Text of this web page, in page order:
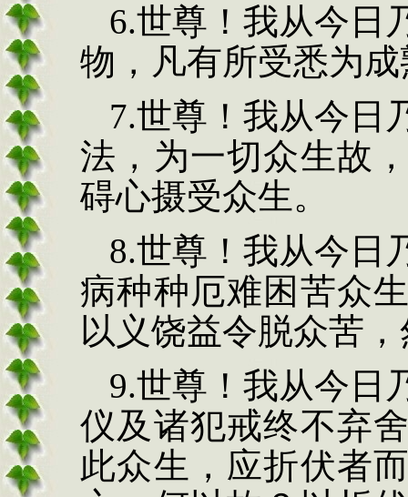
6.世尊！我从今日
物，凡有所受悉为
7.世尊！我从今日
法，为一切众生故
碍心摄受众生。
8.世尊！我从今日
病种种厄难困苦众
以义饶益令脱众苦
9.世尊！我从今日
仪及诸犯戒终不弃
此众生，应折伏者